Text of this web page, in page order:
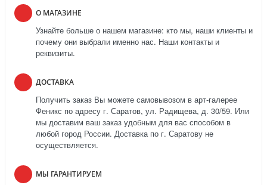
О МАГАЗИНЕ
Узнайте больше о нашем магазине: кто мы, наши клиенты и
почему они выбрали именно нас. Наши контакты и
реквизиты.
ДОСТАВКА
Получить заказ Вы можете самовывозом в арт-галерее
Феникс по адресу г. Саратов, ул. Радищева, д. 30/59. Или
мы доставим ваш заказ удобным для вас способом в
любой город России. Доставка по г. Саратову не
осуществляется.
МЫ ГАРАНТИРУЕМ